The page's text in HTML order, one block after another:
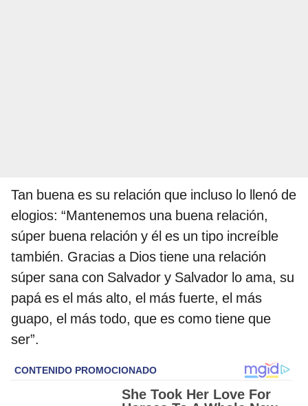
Tan buena es su relación que incluso lo llenó de
elogios: “Mantenemos una buena relación,
súper buena relación y él es un tipo increíble
también. Gracias a Dios tiene una relación
súper sana con Salvador y Salvador lo ama, su
papá es el más alto, el más fuerte, el más
guapo, el más todo, que es como tiene que
ser”.